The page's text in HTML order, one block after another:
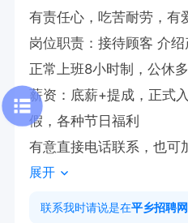
有责任心，吃苦耐劳，有
岗位职责：接待顾客 介绍
正常上班8小时制，公休多
薪资：底薪+提成，正式
假，各种节日福利
有意直接电话联系，也可
展开
联系我时请说是在平乡招聘网